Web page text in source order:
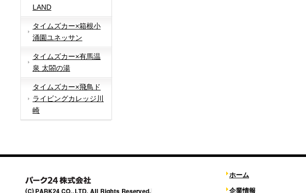
LAND
タイムズカー×箱根小
涌園ユネッサン
タイムズカー×有馬温
泉 太閤の湯
タイムズカー×飛鳥ド
ライビングカレッジ川
崎
ホーム
企業情報